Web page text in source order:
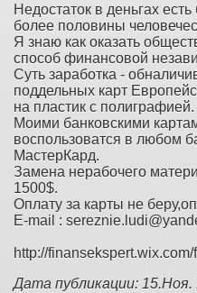
Недостаток в деньгах
более половины
Я знаю как оказать
способ финансовой
Суть заработка -
поддельных карт
на пластик с полиграфией.
Моими банковскими
воспользоватся в любом
МастерКард.
Замена нерабочего
1500$.
Оплату за карты не
E-mail :
http://
Дата публикации: 15.Ноя.